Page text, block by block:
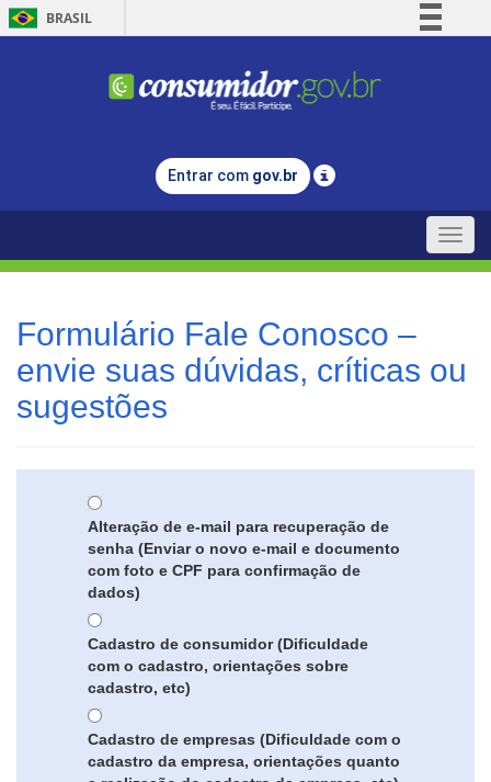
BRASIL
Comunica BR
Legislação
Entrar com gov.br
Toggle
Formulário Fale Conosco –
envie suas dúvidas, críticas ou
sugestões
Alteração de e-mail para recuperação de
senha (Enviar o novo e-mail e documento
com foto e CPF para confirmação de
dados)
Cadastro de consumidor (Dificuldade
com o cadastro, orientações sobre
cadastro, etc)
Cadastro de empresas (Dificuldade com o
cadastro da empresa, orientações quanto